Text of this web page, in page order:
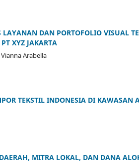
LAYANAN DAN PORTOFOLIO VISUAL
XYZ JAKARTA
Arabella
TEKSTIL INDONESIA DI
MITRA LOKAL, DAN DANA